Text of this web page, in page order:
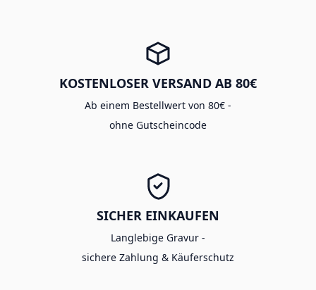
KOSTENLOSER VERSAND AB 80€
Ab einem Bestellwert von 80€ -
ohne Gutscheincode
SICHER EINKAUFEN
Langlebige Gravur -
sichere Zahlung & Käuferschutz